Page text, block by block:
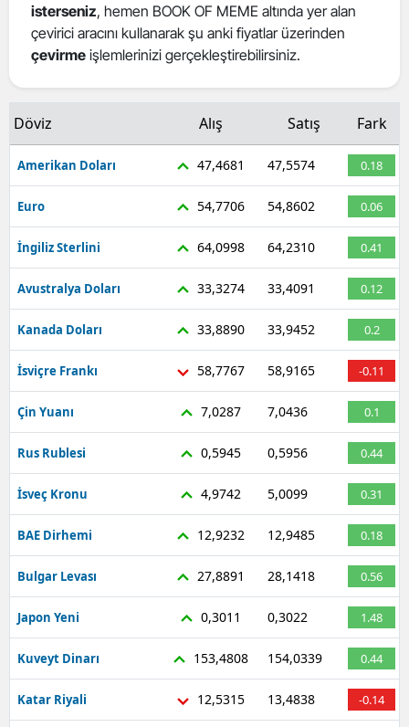
isterseniz, hemen BOOK OF MEME altında yer alan
çevirici aracını kullanarak şu anki fiyatlar üzerinden
çevirme işlemlerinizi gerçekleştirebilirsiniz.
Döviz Alış Satış Fark
Amerikan Doları 47,4681 47,5574 0.18
Euro 54,7706 54,8602 0.06
İngiliz Sterlini 64,0998 64,2310 0.41
Avustralya Doları 33,3274 33,4091 0.12
Kanada Doları 33,8890 33,9452 0.2
İsviçre Frankı 58,7767 58,9165 -0.11
Çin Yuanı 7,0287 7,0436 0.1
Rus Rublesi 0,5945 0,5956 0.44
İsveç Kronu 4,9742 5,0099 0.31
BAE Dirhemi 12,9232 12,9485 0.18
Bulgar Levası 27,8891 28,1418 0.56
Japon Yeni 0,3011 0,3022 1.48
Kuveyt Dinarı 153,4808 154,0339 0.44
Katar Riyali 12,5315 13,4838 -0.14